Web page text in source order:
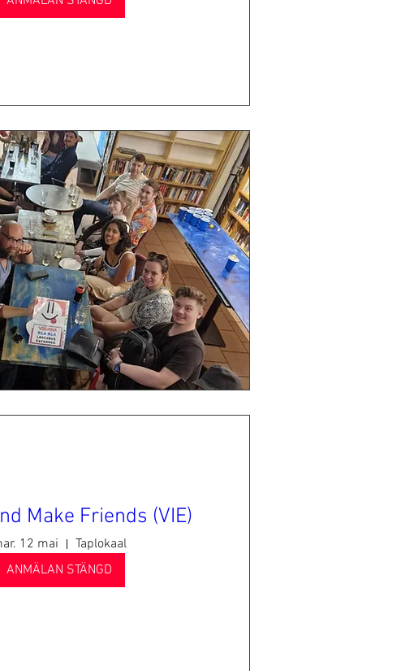
Make Friends (VIE)
12 mai
Taplokaal
ANMÄLAN STÄNGD